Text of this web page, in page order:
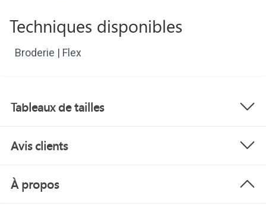
Techniques disponibles
Broderie | Flex
Tableaux de tailles
Avis clients
À propos